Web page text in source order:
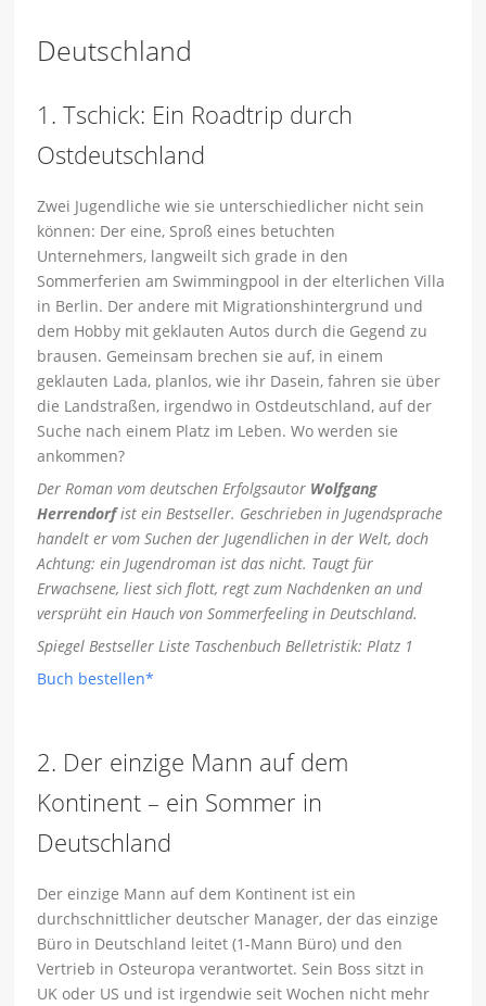
Deutschland
1. Tschick: Ein Roadtrip durch
Ostdeutschland
Zwei Jugendliche wie sie unterschiedlicher nicht sein
können: Der eine, Sproß eines betuchten
Unternehmers, langweilt sich grade in den
Sommerferien am Swimmingpool in der elterlichen Villa
in Berlin. Der andere mit Migrationshintergrund und
dem Hobby mit geklauten Autos durch die Gegend zu
brausen. Gemeinsam brechen sie auf, in einem
geklauten Lada, planlos, wie ihr Dasein, fahren sie über
die Landstraßen, irgendwo in Ostdeutschland, auf der
Suche nach einem Platz im Leben. Wo werden sie
ankommen?
Der Roman vom deutschen Erfolgsautor Wolfgang
Herrendorfist ein Bestseller. Geschrieben in Jugendsprache
handelt er vom Suchen der Jugendlichen in der Welt, doch
Achtung: ein Jugendroman ist das nicht. Taugt für
Erwachsene, liest sich flott, regt zum Nachdenken an und
versprüht ein Hauch von Sommerfeeling in Deutschland.
Spiegel Bestseller Liste Taschenbuch Belletristik: Platz 1
Buch bestellen*
2. Der einzige Mann auf dem
Kontinent – ein Sommer in
Deutschland
Der einzige Mann auf dem Kontinent ist ein
durchschnittlicher deutscher Manager, der das einzige
Büro in Deutschland leitet (1-Mann Büro) und den
Vertrieb in Osteuropa verantwortet. Sein Boss sitzt in
UK oder US und ist irgendwie seit Wochen nicht mehr